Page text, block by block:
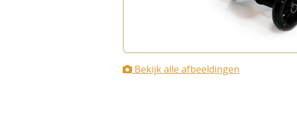
Bekijk alle afbeeldingen